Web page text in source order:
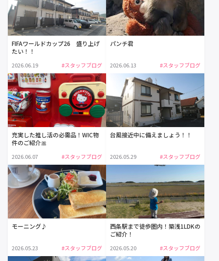
FIFAワールドカップ26 盛り上げ
たい！！
2026.06.19 #スタッフブログ
パンチ君
2026.06.13 #スタッフブログ
充実した推し活の必需品！WIC物
件のご紹介🎀
2026.06.07 #スタッフブログ
台風接近中に備えましょう！！
2026.05.29 #スタッフブログ
モーニング♪
2026.05.23 #スタッフブログ
西条駅まで徒歩圏内！築浅1LDKの
ご紹介！
2026.05.20 #スタッフブログ